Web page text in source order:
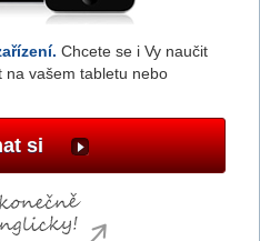
Chcete se i Vy naučit
na vašem tabletu nebo
si